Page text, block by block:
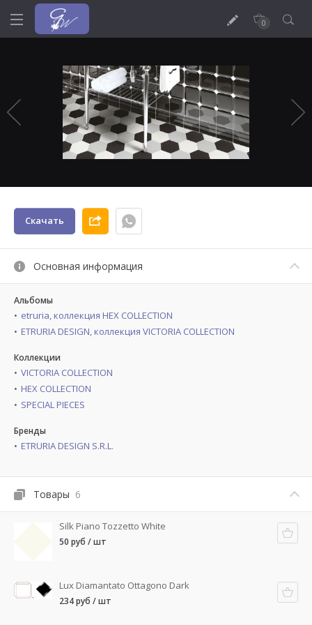
0
Скачать
Основная информация
Альбомы
etruria, коллекция HEX COLLECTION
ETRURIA DESIGN, коллекция VICTORIA COLLECTION
Коллекции
VICTORIA COLLECTION
HEX COLLECTION
SPECIAL PIECES
Бренды
ETRURIA DESIGN S.R.L.
Товары 6
Silk Piano Tozzetto White
50 руб / шт
Lux Diamantato Ottagono Dark
234 руб / шт